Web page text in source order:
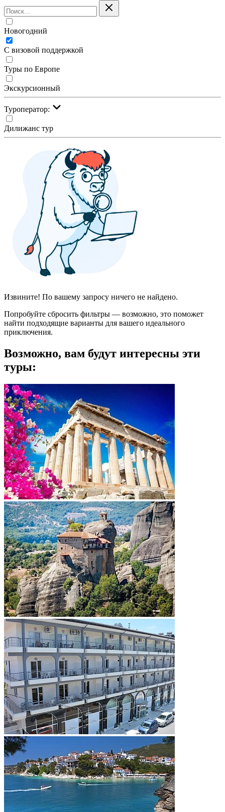
Новогодний
С визовой поддержкой
Туры по Европе
Экскурсионный
Туроператор:
Дилижанс тур
Извините! По вашему запросу ничего не найдено.
Попробуйте сбросить фильтры — возможно, это поможет
найти подходящие варианты для вашего идеального
приключения.
Возможно, вам будут интересны эти
туры: